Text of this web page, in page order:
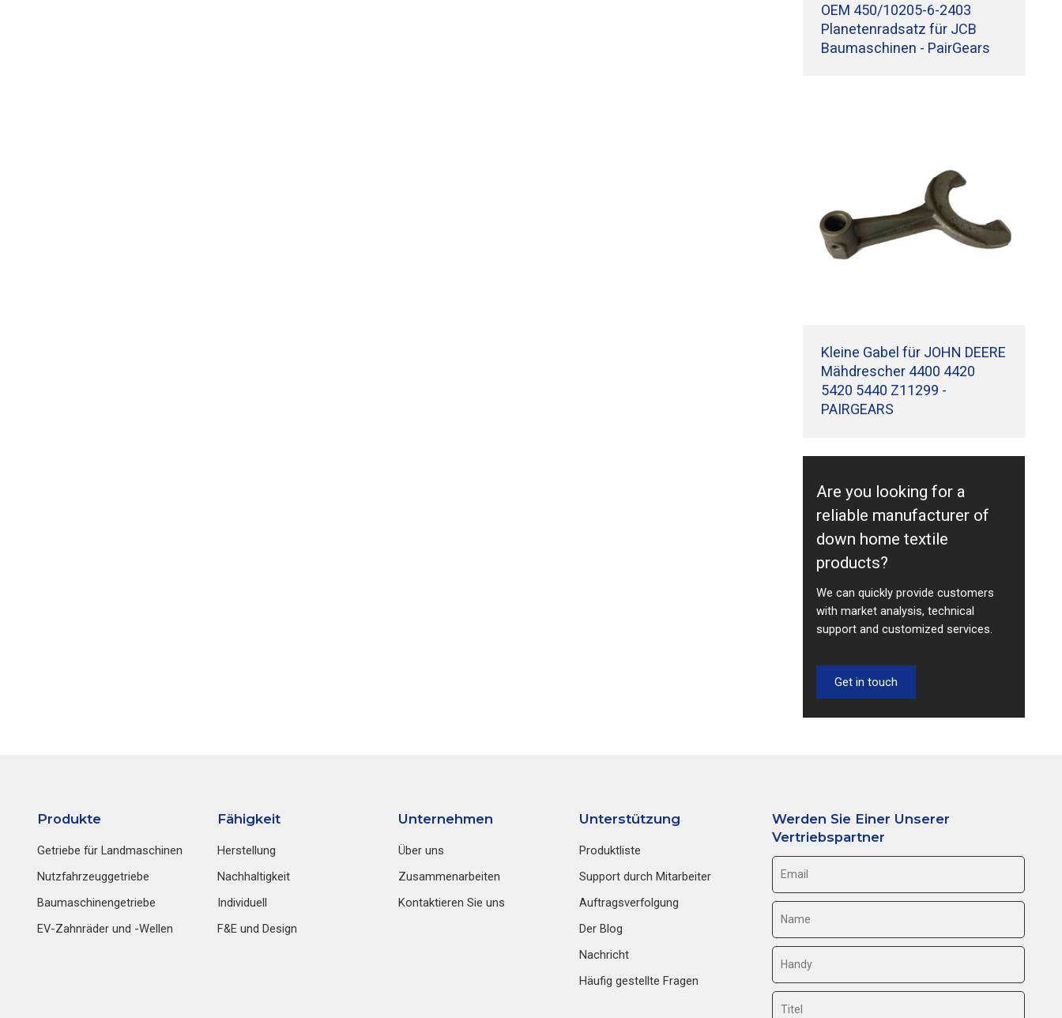
OEM 450/10205-6-2403
Planetenradsatz für JCB
Baumaschinen - PairGears
Kleine Gabel für JOHN DEERE
Mähdrescher 4400 4420
5420 5440 Z11299 -
PAIRGEARS
Are you looking for a
reliable manufacturer of
down home textile
products?
We can quickly provide customers
with market analysis, technical
support and customized services.
Get in touch
Produkte
Getriebe für Landmaschinen
Nutzfahrzeuggetriebe
Baumaschinengetriebe
EV-Zahnräder und -Wellen
Fähigkeit
Herstellung
Nachhaltigkeit
Individuell
F&E und Design
Unternehmen
Über uns
Zusammenarbeiten
Kontaktieren Sie uns
Unterstützung
Produktliste
Support durch Mitarbeiter
Auftragsverfolgung
Der Blog
Nachricht
Häufig gestellte Fragen
Werden Sie Einer Unserer
Vertriebspartner